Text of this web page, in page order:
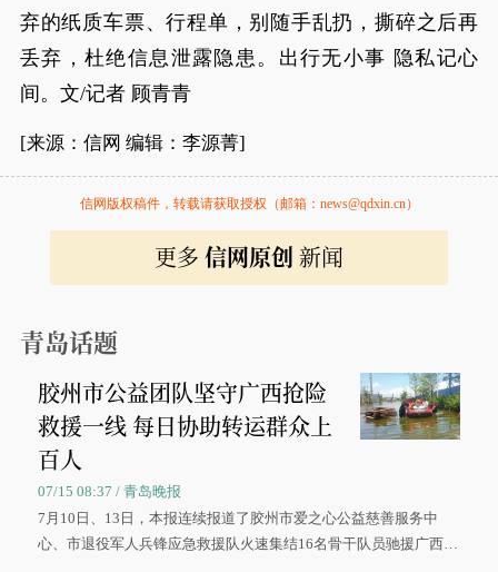
弃的纸质车票、行程单，别随手乱扔，撕碎之后再
丢弃，杜绝信息泄露隐患。出行无小事 隐私记心
间。文/记者 顾青青
[来源：信网 编辑：李源菁]
信网版权稿件，转载请获取授权（邮箱：news@qdxin.cn）
更多 信网原创 新闻
青岛话题
胶州市公益团队坚守广西抢险
救援一线 每日协助转运群众上
百人
07/15 08:37 / 青岛晚报
7月10日、13日，本报连续报道了胶州市爱之心公益慈善服务中
心、市退役军人兵锋应急救援队火速集结16名骨干队员驰援广西灾